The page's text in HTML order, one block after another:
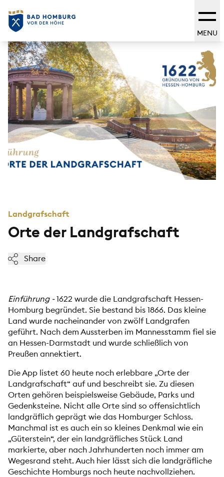
MENU
Landgrafschaft
Orte der Landgrafschaft
Share
Einführung -1622 wurde die Landgrafschaft Hessen-
Homburg begründet. Sie bestand bis 1866. Das kleine
Land wurde nacheinander von zwölf Landgrafen
geführt. Nach dem Aussterben im Mannesstamm fiel sie
an Hessen-Darmstadt und wurde schließlich von
Preußen annektiert.
Die App listet 60 heute noch erlebbare „Orte der
Landgrafschaft“ auf und beschreibt sie. Zu diesen
Orten gehören beispielsweise Gebäude, Parks und
Gedenksteine. Nicht alle Orte sind so offensichtlich
landgräflich geprägt wie das Homburger Schloss.
Manchmal ist es auch ein so kleines Denkmal wie ein
„Güterstein“, der ein landgräfliches Stück Land
markierte, aber nach Jahrhunderten noch immer am
Wegesrand steht. Auch hier lässt sich die landgräfliche
Geschichte Homburgs noch heute nachvollziehen.